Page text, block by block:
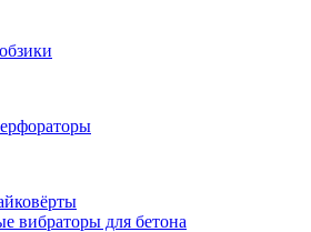
вибраторы для бетона